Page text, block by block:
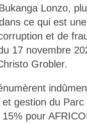
Lonzo,
ce qui est
et de
17 novembre
Grobler.
gestion du
pour